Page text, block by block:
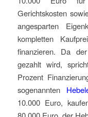
Gerichtskosten
angesparten
kompletten
finanzieren. Da
gezahlt wird,
Prozent
sogenannten
10.000 Euro,